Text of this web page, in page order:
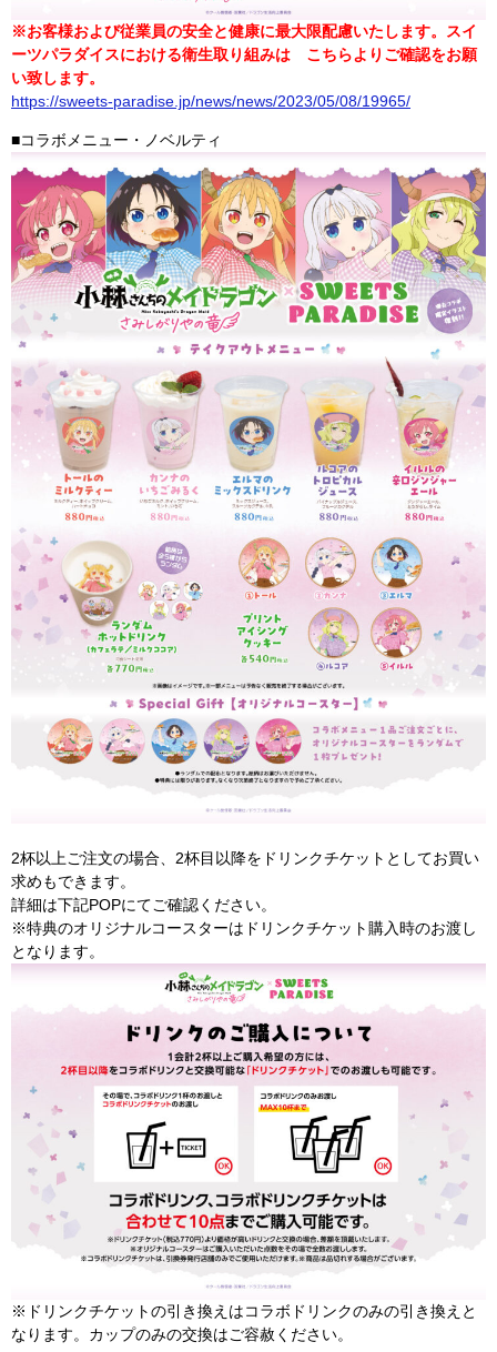
※お客様および従業員の安全と健康に最大限配慮いたします。スイ
ーツパラダイスにおける衛生取り組みは こちらよりご確認をお願
い致します。
https://sweets-paradise.jp/news/news/2023/05/08/19965/
■コラボメニュー・ノベルティ
2杯以上ご注文の場合、2杯目以降をドリンクチケットとしてお買い
求めもできます。
詳細は下記POPにてご確認ください。
※特典のオリジナルコースターはドリンクチケット購入時のお渡し
となります。
※ドリンクチケットの引き換えはコラボドリンクのみの引き換えと
なります。カップのみの交換はご容赦ください。